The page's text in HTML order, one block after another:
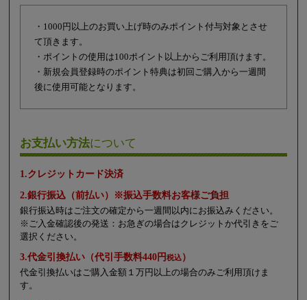
・1000円以上のお買い上げ時のみポイント付与対象とさせ
て頂きます。
・ポイントの使用は100ポイント以上からご利用頂けます。
・新規会員登録時のポイント特典は初回ご購入から一週間
後に使用可能となります。
お支払い方法について
1.クレジットカード決済
2.銀行振込（前払い）※振込手数料お客様ご負担
銀行振込時はご注文の確定から一週間以内にお振込みください。
※ご入金確認後の発送：お急ぎの場合はクレジットか代引きをご
選択ください。
3.代金引換払い（代引手数料440円税込）
代金引換払いはご購入金額１万円以上の場合のみご利用頂けま
す。